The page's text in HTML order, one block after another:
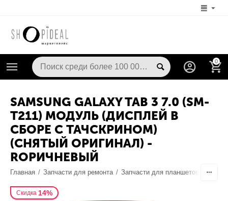
0
SAMSUNG GALAXY TAB 3 7.0 (SM-
T211) МОДУЛЬ (ДИСПЛЕЙ В
СБОРЕ С ТАЧСКРИНОМ)
(CНЯТЫЙ ОРИГИНАЛ) -
RОРИЧНЕВЫЙ
Главная / Запчасти для ремонта / Запчасти для планшетов
Скидка 14%